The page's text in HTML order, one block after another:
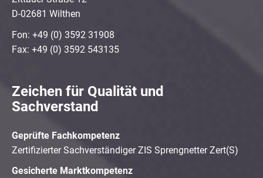
D-02681 Wilthen
Fon: +49 (0) 3592 31908
Fax: +49 (0) 3592 543135
Zeichen für Qualität und
Sachverstand
Geprüfte Fachkompetenz
Zertifizierter Sachverständiger ZIS Sprengnetter Zert(S)
Gesicherte Marktkompetenz